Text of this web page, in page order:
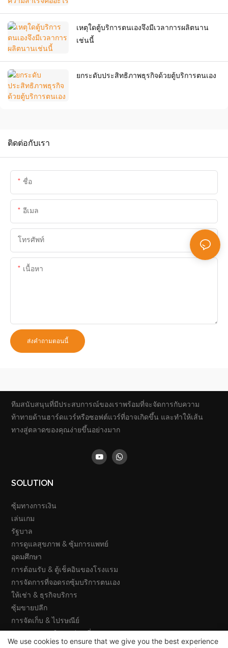
เหตุใดตู้บริการตนเองจึงมีเวลาการผลิตนาน
เช่นนี้
ยกระดับประสิทธิภาพธุรกิจด้วยตู้บริการตนเอง
ติดต่อกับเรา
ชื่อ
อีเมล
โทรศัพท์
เนื้อหา
ส่งคำถามตอนนี้
ทีมสนับสนุนที่มีประสบการณ์ของเราพร้อมที่จะจัดการกับความ
ท้าทายด้านฮาร์ดแวร์หรือซอฟต์แวร์ที่อาจเกิดขึ้น และทำให้เส้น
ทางสู่ตลาดของคุณง่ายขึ้นอย่างมาก
SOLUTION
ซุ้มทางการเงิน
เล่นเกม
รัฐบาล
การดูแลสุขภาพ & ซุ้มการแพทย์
อุดมศึกษา
การต้อนรับ & ตู้เช็คอินของโรงแรม
การจัดการที่จอดรถซุ้มบริการตนเอง
ให้เช่า & ธุรกิจบริการ
ซุ้มขายปลีก
การจัดเก็บ & ไปรษณีย์
การคมนาคม & การท่องเที่ยว
We use cookies to ensure that we give you the best experience